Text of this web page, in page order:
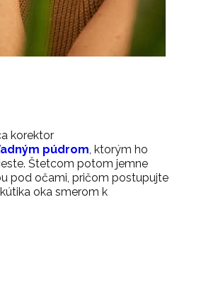
korektor
púdrom , ktorým ho
Štetcom potom jemne
pod očami, pričom postupujte
oka smerom k